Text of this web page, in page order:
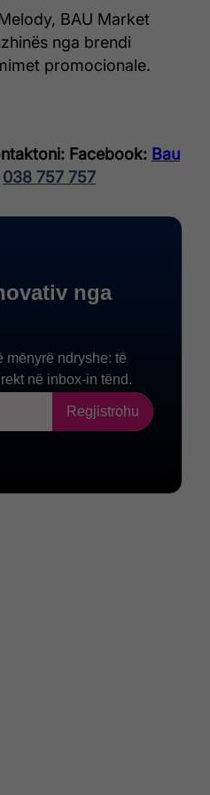
BAU Market
nga brendi
promocionale.
Facebook: Bau
038 757 757